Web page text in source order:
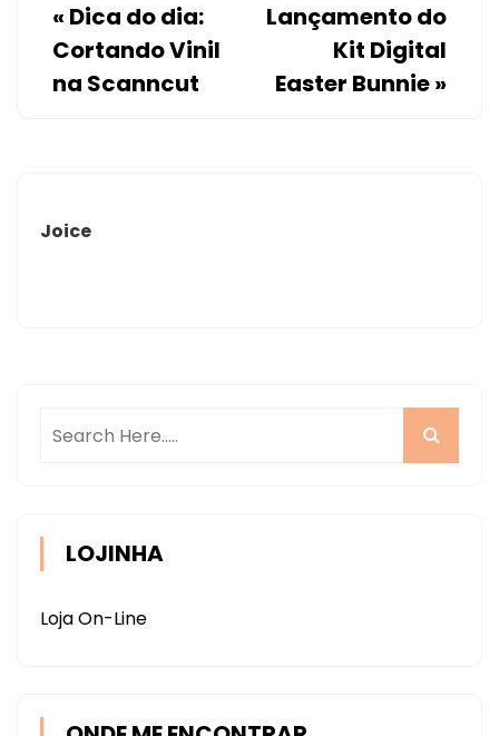
« Dica do dia:
Cortando Vinil
na Scanncut
Lançamento do
Kit Digital
Easter Bunnie»
Joice
LOJINHA
Loja On-Line